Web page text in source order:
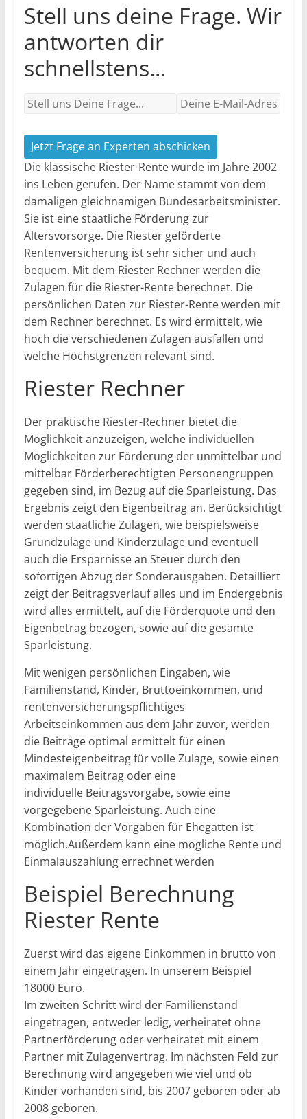
Stell uns deine Frage. Wir
antworten dir
schnellstens...
Jetzt Frage an Experten abschicken
Die klassische Riester-Rente wurde im Jahre 2002
ins Leben gerufen. Der Name stammt von dem
damaligen gleichnamigen Bundesarbeitsminister.
Sie ist eine staatliche Förderung zur
Altersvorsorge. Die Riester geförderte
Rentenversicherung ist sehr sicher und auch
bequem. Mit dem Riester Rechner werden die
Zulagen für die Riester-Rente berechnet. Die
persönlichen Daten zur Riester-Rente werden mit
dem Rechner berechnet. Es wird ermittelt, wie
hoch die verschiedenen Zulagen ausfallen und
welche Höchstgrenzen relevant sind.
Riester Rechner
Der praktische Riester-Rechner bietet die
Möglichkeit anzuzeigen, welche individuellen
Möglichkeiten zur Förderung der unmittelbar und
mittelbar Förderberechtigten Personengruppen
gegeben sind, im Bezug auf die Sparleistung. Das
Ergebnis zeigt den Eigenbeitrag an. Berücksichtigt
werden staatliche Zulagen, wie beispielsweise
Grundzulage und Kinderzulage und eventuell
auch die Ersparnisse an Steuer durch den
sofortigen Abzug der Sonderausgaben. Detailliert
zeigt der Beitragsverlauf alles und im Endergebnis
wird alles ermittelt, auf die Förderquote und den
Eigenbetrag bezogen, sowie auf die gesamte
Sparleistung.
Mit wenigen persönlichen Eingaben, wie
Familienstand, Kinder, Bruttoeinkommen, und
rentenversicherungspflichtiges
Arbeitseinkommen aus dem Jahr zuvor, werden
die Beiträge optimal ermittelt für einen
Mindesteigenbeitrag für volle Zulage, sowie einen
maximalem Beitrag oder eine
individuelle Beitragsvorgabe, sowie eine
vorgegebene Sparleistung. Auch eine
Kombination der Vorgaben für Ehegatten ist
möglich.Außerdem kann eine mögliche Rente und
Einmalauszahlung errechnet werden
Beispiel Berechnung
Riester Rente
Zuerst wird das eigene Einkommen in brutto von
einem Jahr eingetragen. In unserem Beispiel
18000 Euro.
Im zweiten Schritt wird der Familienstand
eingetragen, entweder ledig, verheiratet ohne
Partnerförderung oder verheiratet mit einem
Partner mit Zulagenvertrag. Im nächsten Feld zur
Berechnung wird angegeben wie viel und ob
Kinder vorhanden sind, bis 2007 geboren oder ab
2008 geboren.